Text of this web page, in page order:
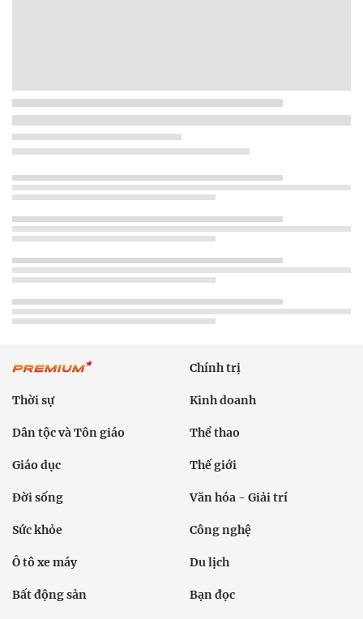
Chính trị
Thời sự Kinh doanh
Dân tộc và Tôn giáo Thể thao
Giáo dục Thế giới
Đời sống Văn hóa - Giải trí
Sức khỏe Công nghệ
Ô tô xe máy Du lịch
Bất động sản Bạn đọc